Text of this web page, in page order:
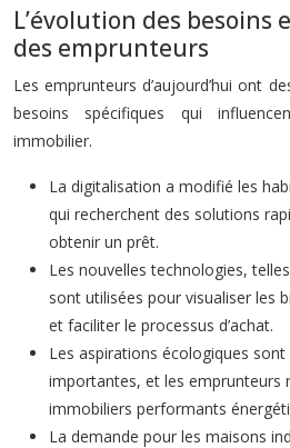
L’évolution des besoins
des emprunteurs
Les emprunteurs d’aujourd’hui ont
besoins spécifiques qui
immobilier.
La digitalisation a modifié les
qui recherchent des solutions
obtenir un prêt.
Les nouvelles technologies,
sont utilisées pour visualiser les
et faciliter le processus d’achat.
Les aspirations écologiques sont
importantes, et les emprunteurs
immobiliers performants
La demande pour les maisons